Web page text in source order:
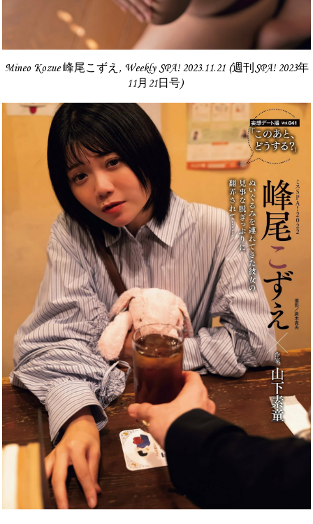
Mineo Kozue 峰尾こずえ, Weekly SPA! 2023.11.21 (週刊SPA! 2023年
11月21日号)